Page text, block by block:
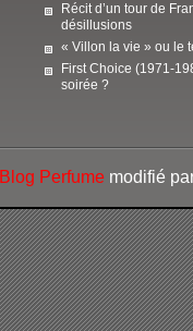
Récit d’un tour de
désillusions
« Villon la vie » ou le
First Choice (1971-
soirée ?
Blog Perfume modifié